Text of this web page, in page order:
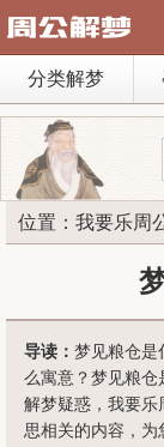
分类解梦
位置： 我要乐周
导读： 梦见粮仓是
么寓意？梦见粮仓
解梦疑惑，我要乐
思相关的内容，为